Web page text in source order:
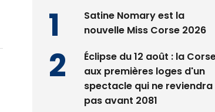
nouvelle Miss Corse 2026
Éclipse du 12 août : la Corse
aux premières loges d'un